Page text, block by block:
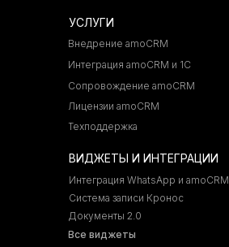
ВИДЖЕТЫ И ИНТЕГРАЦИИ
Внедрение amoCRM
Интеграция amoCRM и 1С
Сопровождение amoCRM
Интеграция WhatsApp и amoCRM
УСЛУГИ
Система записи Кронос
Документы 2.0
Все виджеты
Лицензии amoCRM
Техподдержка